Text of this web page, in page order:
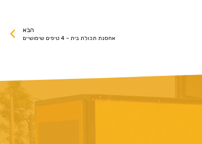
הבא
אחסנת תכולת בית – 4 טיפים שימושיים